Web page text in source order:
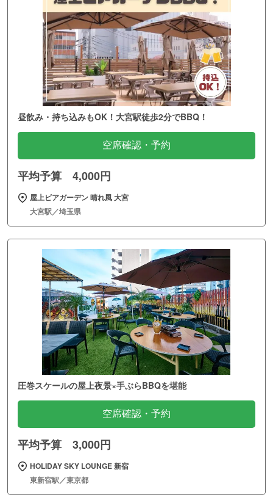
昼飲み・持ち込みもOK！大宮駅徒歩2分でBBQ！
空席確認・予約
平均予算 4,000円
屋上ビアガーデン 晴れ風 大宮
大宮駅／埼玉県
圧巻スケールの屋上夜景×手ぶらBBQを堪能
空席確認・予約
平均予算 3,000円
HOLIDAY SKY LOUNGE 新宿
東新宿駅／東京都